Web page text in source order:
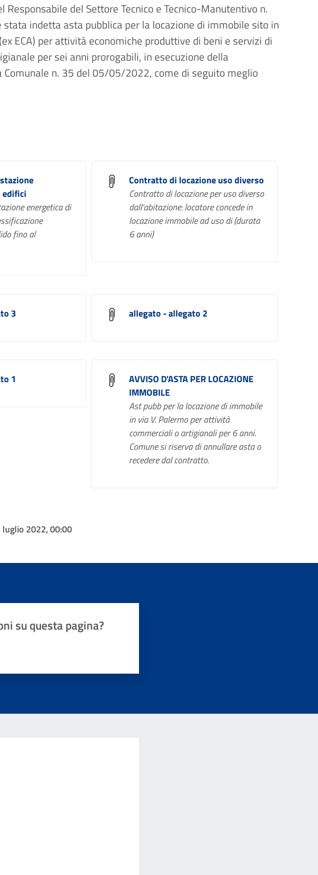
Responsabile del Settore Tecnico e Tecnico-Manutentivo n.
indetta asta pubblica per la locazione di immobile sito in
ECA) per attività economiche produttive di beni e servizi di
per sei anni prorogabili, in esecuzione della
Comunale n. 35 del 05/05/2022, come di seguito meglio
edifici
energetica di
fino al
Contratto di locazione uso diverso
Contratto di locazione per uso diverso
dall'abitazione: locatore concede in
locazione immobile ad uso di (durata
6 anni)
3 allegato - allegato 2
1
AVVISO D'ASTA PER LOCAZIONE
IMMOBILE
Ast pubb per la locazione di immobile
in via V. Palermo per attività
commerciali o artigianali per 6 anni.
Comune si riserva di annullare asta o
recedere dal contratto.
luglio 2022, 00:00
su questa pagina?